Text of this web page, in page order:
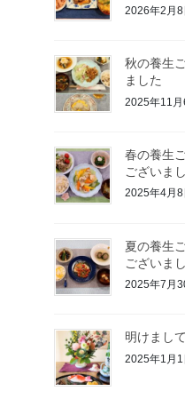
2026年2月8
秋の養生
ました
2025年11月
春の養生
ございま
2025年4月8
夏の養生
ございま
2025年7月
明けまし
2025年1月1